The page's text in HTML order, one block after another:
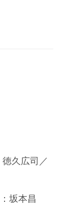
久広司／
坂本昌